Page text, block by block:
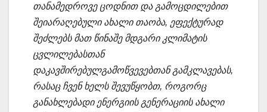
თანამედროვე ცოდნით და გამოცდილებით
შეიარაღებული ახალი თაობა, ეფექტურად
შეძლებს მათ წინაშე მდგარი კლიმატის
ცვლილებასთან
დაკავშირებულგამოწვევებთან გამკლავებას,
რასაც ჩვენ ხელს შევუწყობთ, როგორც
განახლებადი ენერგიის გენერაციის ახალი